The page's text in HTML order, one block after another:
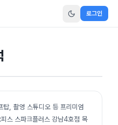
로그인
, 촬영 스튜디오 등 프리미엄
스 스파크플러스 강남4호점 목